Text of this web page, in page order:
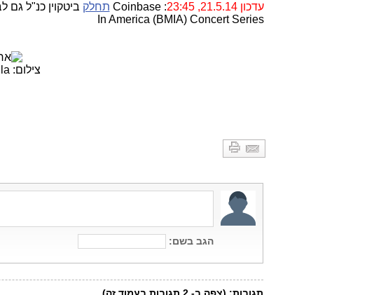
עדכון 21.5.14, 23:45 : Coinbase תחלק
In America (BMIA) Concert Series
צילום: Daniel Marsula